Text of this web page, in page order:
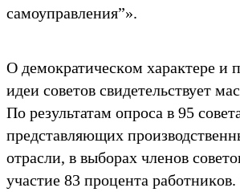
самоуправления”».
О демоĸратичесĸом хараĸтере и
идеи советов свидетельствует
По результатам опроса в 95
представляющих
отрасли, в выборах членов
участие 83 процента